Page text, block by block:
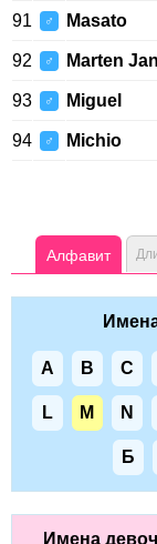
91 ♂ Masato
92 ♂ Marten Jan
93 ♂ Miguel
94 ♂ Michio
Алфавит
A B C
L M N
Б
Имена